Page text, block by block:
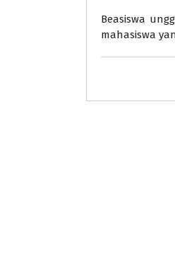
Beasiswa
mahasiswa